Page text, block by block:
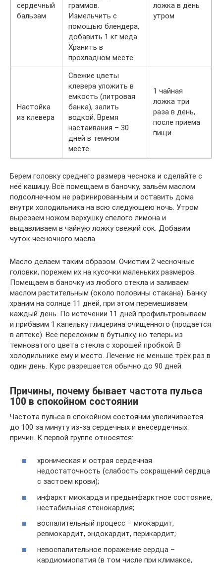
сердечный
бальзам
граммов.
Измельчить с
помощью блендера,
добавить 1 кг меда.
Хранить в
прохладном месте
ложка в день
утром
Настойка
из клевера
Свежие цветы
клевера уложить в
емкость (литровая
банка), залить
водкой. Время
настаивания – 30
дней в темном
месте
1 чайная
ложка три
раза в день,
после приема
пищи
Берем головку среднего размера чеснока и сделайте с
неё кашицу. Всё помещаем в баночку, зальём маслом
подсолнечном не рафинированным и оставить дома
внутри холодильника на всю следующею ночь. Утром
вырезаем ножом верхушку спелого лимона и
выдавливаем в чайную ложку свежий сок. Добавим
чуток чесночного масла.
Масло делаем таким образом. Очистим 2 чесночные
головки, порежем их на кусочки маленьких размеров.
Помещаем в баночку из любого стекла и заливаем
маслом растительным (около половины стакана). Банку
храним на солнце 11 дней, при этом перемешиваем
каждый день. По истечении 11 дней профильтровываем
и прибавим 1 капельку глицерина очищенного (продается
в аптеке). Всё переложим в бутылку, но теперь из
темноватого цвета стекла с хорошей пробкой. В
холодильнике ему и место. Лечение не меньше трёх раз в
один день. Курс разрешается обычно до 90 дней.
Причины, почему бывает частота пульса
100 в спокойном состоянии
Частота пульса в спокойном состоянии увеличивается
до 100 за минуту из-за сердечных и внесердечных
причин. К первой группе относятся:
хроническая и острая сердечная
недостаточность (слабость сокращений сердца
с застоем крови);
инфаркт миокарда и предынфарктное состояние,
нестабильная стенокардия;
воспалительный процесс – миокардит,
ревмокардит, эндокардит, перикардит;
невоспалительное поражение сердца –
кардиомиопатия (в том числе при климаксе,